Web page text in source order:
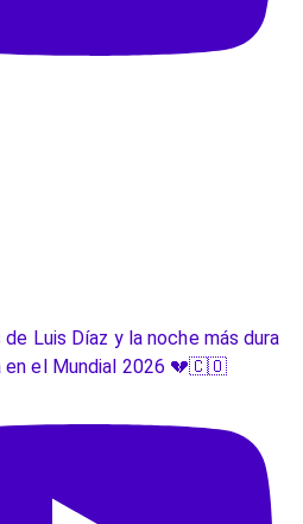
de Luis Díaz y la noche más dura
en el Mundial 2026 💔🇨🇴